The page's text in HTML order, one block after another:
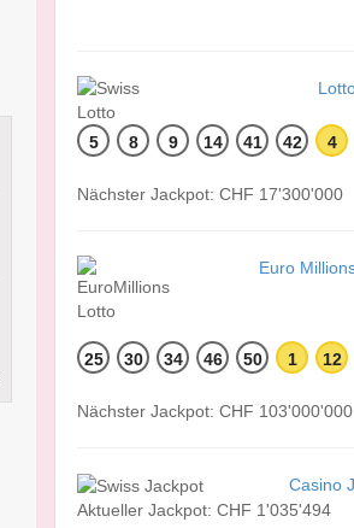
5 8 9 14 41 42 4
Nächster Jackpot: CHF 17'300'000
Euro
25 30 34 46 50 1 12
Nächster Jackpot: CHF 103'000'000
Casino
Aktueller Jackpot: CHF 1'035'494